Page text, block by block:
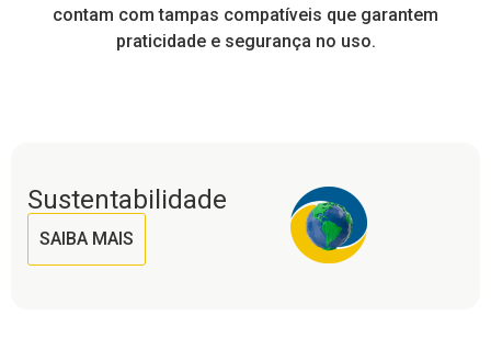
contam com tampas compatíveis que garantem
praticidade e segurança no uso.
Sustentabilidade
SAIBA MAIS